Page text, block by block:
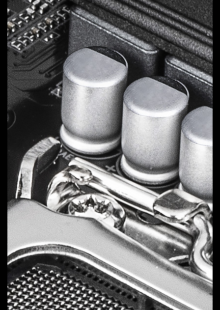
複合式電源設計
為讓Intel新一代處理器的渦輪加速頻率和效能達到最大
化，技嘉GAMING系列搭載了有史以來最好的電源設計和
最高品質的組件。
8
VCORE Phases DrMOS 60A
解鎖多核心處理器的全部潛力，實現無與倫比的性能。
1
VCCGT Phase DrMOS 50A
針對 CPU 內建 GPU 性能及記憶體管理進行優化。
1
VCCAUX Phase
為連接 CPU 的 PCIe 通道提供可靠的電力，確保性能不中
斷。